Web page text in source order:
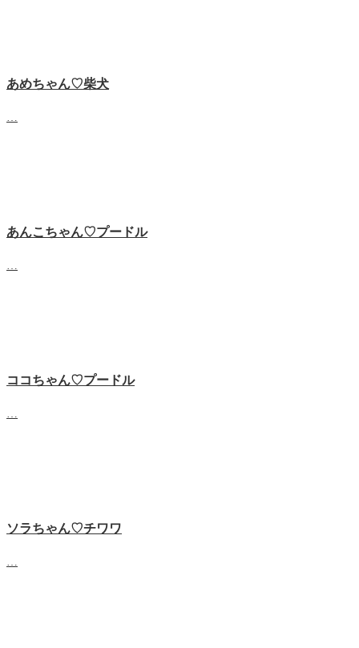
あめちゃん♡‬柴犬
あんこちゃん♡‬プードル
ココちゃん♡‬プードル
ソラちゃん♡‬チワワ